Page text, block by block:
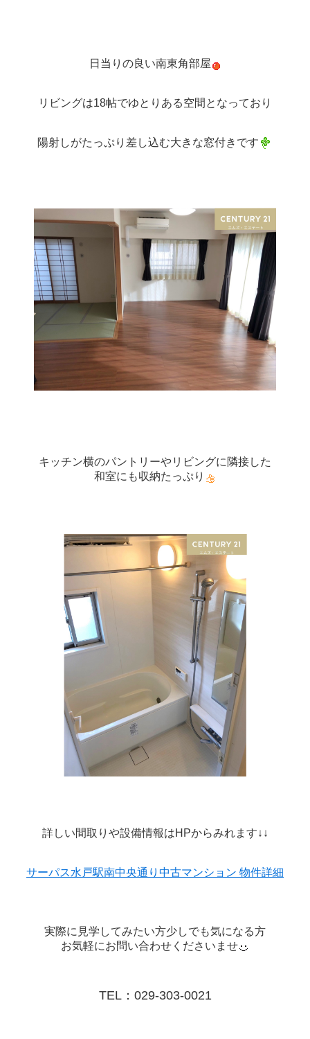
日当りの良い南東角部屋
リビングは18帖でゆとりある空間となっており
陽射しがたっぷり差し込む大きな窓付きです
キッチン横のパントリーやリビングに隣接した
和室にも収納たっぷり
詳しい間取りや設備情報はHPからみれます↓↓
サーパス水戸駅南中央通り中古マンション 物件詳細
実際に見学してみたい方少しでも気になる方
お気軽にお問い合わせくださいませ
TEL：029-303-0021